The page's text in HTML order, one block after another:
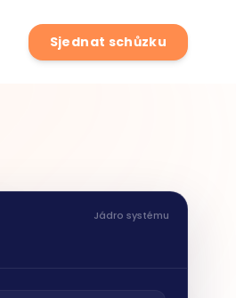
Sjednat schůzku
Jádro systému